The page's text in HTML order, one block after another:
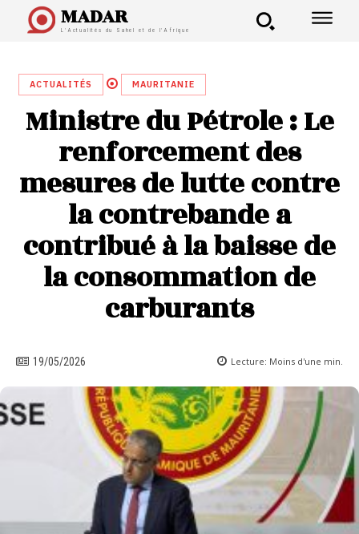
MADAR
L'Actualités du Sahel et de l'Afrique
ACTUALITÉS MAURITANIE
Ministre du Pétrole : Le
renforcement des
mesures de lutte contre
la contrebande a
contribué à la baisse de
la consommation de
carburants
19/05/2026 Lecture: Moins d'une min.